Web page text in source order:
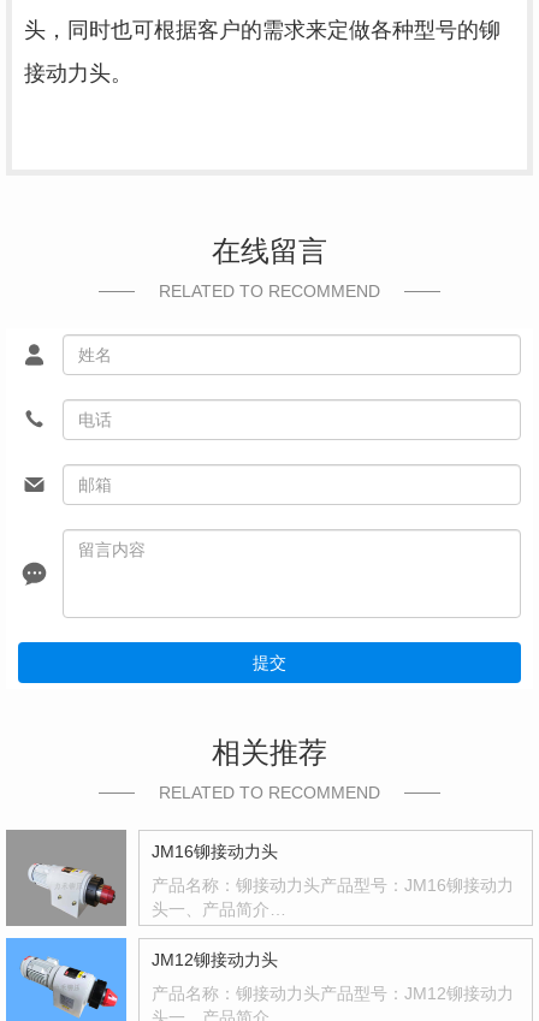
头，同时也可根据客户的需求来定做各种型号的铆
接动力头。
在线留言
RELATED TO RECOMMEND
提交
相关推荐
RELATED TO RECOMMEND
JM16铆接动力头
产品名称：铆接动力头产品型号：JM16铆接动力
头一、产品简介…
JM12铆接动力头
产品名称：铆接动力头产品型号：JM12铆接动力
头一、产品简介…